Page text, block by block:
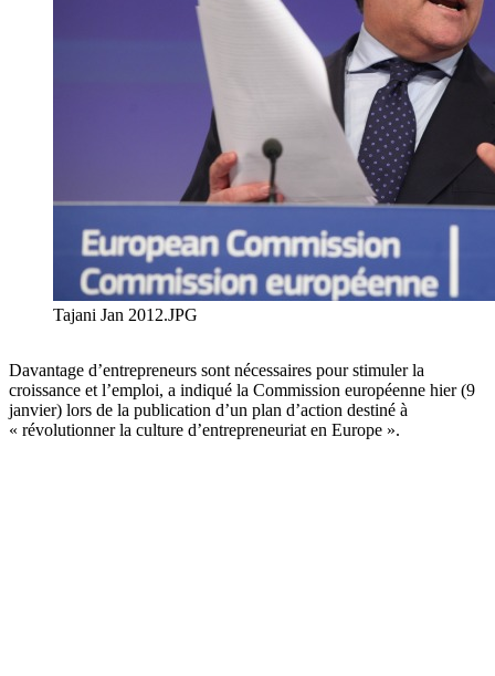
Tajani Jan 2012.JPG
Davantage d’entrepreneurs sont nécessaires pour stimuler la
croissance et l’emploi, a indiqué la Commission européenne hier (9
janvier) lors de la publication d’un plan d’action destiné à
« révolutionner la culture d’entrepreneuriat en Europe ».